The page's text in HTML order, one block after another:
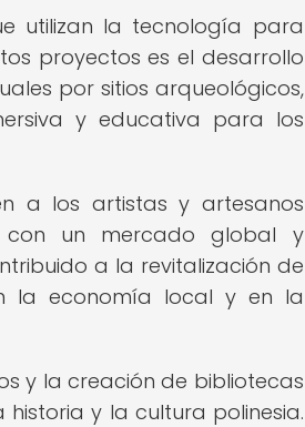
utilizan la tecnología para
proyectos es el desarrollo
por sitios arqueológicos,
y educativa para los
a los artistas y artesanos
con un mercado global y
a la revitalización de
la economía local y en la
y la creación de bibliotecas
y la cultura polinesia.